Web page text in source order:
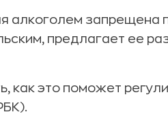
алкоголем запрещена
предлагает ее
как это поможет